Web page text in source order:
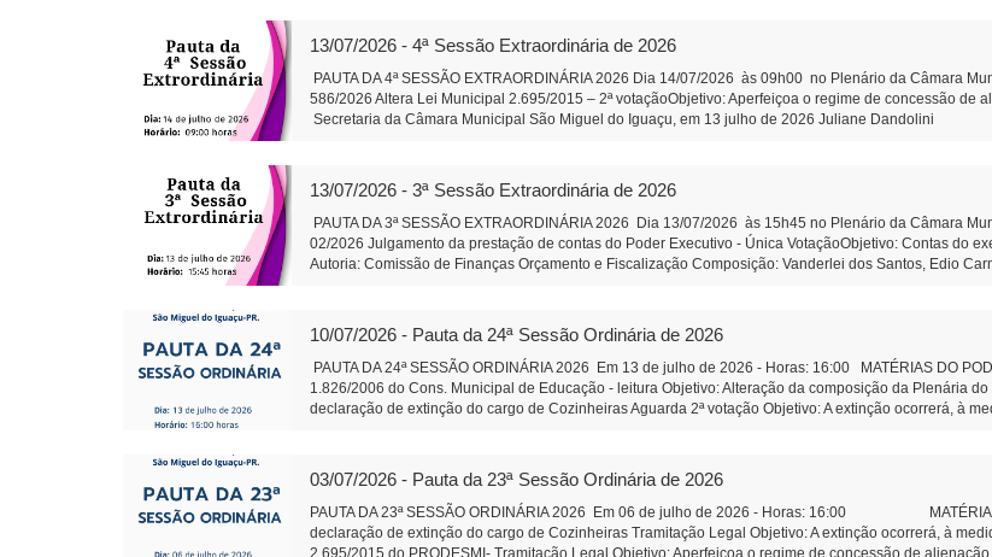
gestão hospitalar por meio de Organização Social qualificada. Projeto de Lei 589/2026 - Altera Lei
Alteração da composição da Plenária do Conselho Municipal de Educação Projeto de Lei 590/2026 -
sobre finalidade competência e composição de funcionamento. PROPOSIÇÕES DA CÂMARA
trabalhos da Comissão instituída para análise e revisão da Lei Orgânica do Município de São Miguel
salarial de servidores do quadro de pessoal efetivo da Câmara Municipal Objetivo: Corrigir uma
Rosa do Ocoi Autor: Vereador Anderson Lazzeris Indicação 82/2026 - Faixa de estacionamento na
Secretaria da Câmara Municipal - São Miguel do Iguaçu-PR, em 31 de julho
Presidente Auxiliar de Administração
13/07/2026 - 4ª Sessão Extraordinária de 2026
PAUTA DA 4ª SESSÃO EXTRAORDINÁRIA 2026 Dia 14/07/2026 às 09h00 no Plenário da Câmara
586/2026 Altera Lei Municipal 2.695/2015 – 2ª votaçãoObjetivo: Aperfeiçoa o regime de concessão
Secretaria da Câmara Municipal São Miguel do Iguaçu, em 13 julho de 2026
13/07/2026 - 3ª Sessão Extraordinária de 2026
PAUTA DA 3ª SESSÃO EXTRAORDINÁRIA 2026 Dia 13/07/2026 às 15h45 no Plenário da Câmara
02/2026 Julgamento da prestação de contas do Poder Executivo - Única VotaçãoObjetivo: Contas do
Autoria: Comissão de Finanças Orçamento e Fiscalização Composição: Vanderlei dos Santos, Edio
10/07/2026 - Pauta da 24ª Sessão Ordinária de 2026
PAUTA DA 24ª SESSÃO ORDINÁRIA 2026 Em 13 de julho de 2026 - Horas: 16:00 MATÉRIAS DO
1.826/2006 do Cons. Municipal de Educação - leitura Objetivo: Alteração da composição da Plenária
declaração de extinção do cargo de Cozinheiras Aguarda 2ª votação Objetivo: A extinção ocorrerá, à
Termo de Fomento com o CTG R$ 130.000,00 - Aguarda 2ª votação Objetivo: Apoio as atividades
585 Fica denominado “Parque Ambiental do Leão” o Parque Municipal I- Aguarda 2ª votação Autor:
margens dos Rios Pinto, Leão e Passo Cuê na Comunidade São Vicente. Autor:
Leite Presidente Auxiliar de Administração
03/07/2026 - Pauta da 23ª Sessão Ordinária de 2026
PAUTA DA 23ª SESSÃO ORDINÁRIA 2026 Em 06 de julho de 2026 - Horas: 16:00 MATÉRIAS
declaração de extinção do cargo de Cozinheiras Tramitação Legal Objetivo: A extinção ocorrerá, à
2.695/2015 do PRODESMI- Tramitação Legal Objetivo: Aperfeiçoa o regime de concessão de